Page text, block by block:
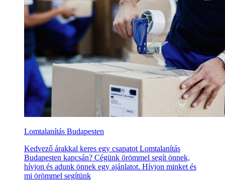
Lomtalanítás Budapesten
Kedvező árakkal keres egy csapatot Lomtalanítás
Budapesten kapcsán? Cégünk örömmel segít önnek,
hívjon és adunk önnek egy ajánlatot. Hívjon minket és
mi örömmel segítünk